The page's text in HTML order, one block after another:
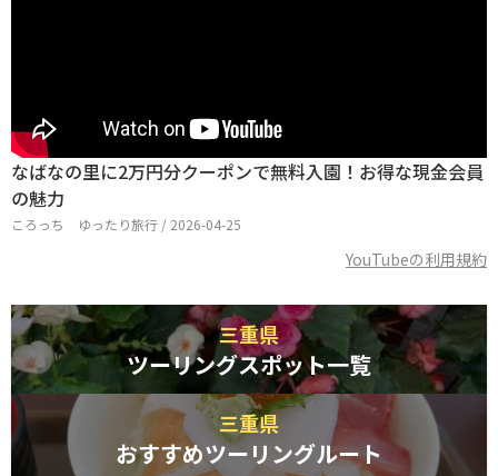
なばなの里に2万円分クーポンで無料入園！お得な現金会員
の魅力
ころっち ゆったり旅行 / 2026-04-25
YouTubeの利用規約
三重県
ツーリングスポット一覧
三重県
おすすめツーリングルート